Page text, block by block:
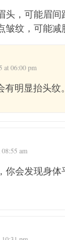
头，可能眉间
皱纹，可能减
at 06:00 pm
有明显抬头纹
am
你会发现身体